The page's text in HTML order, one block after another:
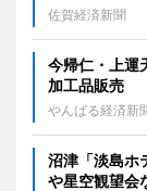
佐賀経済新聞
今帰仁・上運
加工品販売
やんばる経済新
沼津「淡島ホ
や星空観望会